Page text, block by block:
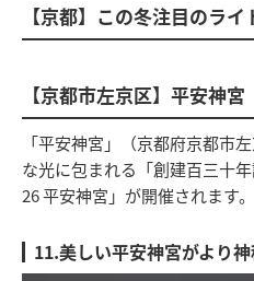
【京都】この冬注目のラ
【京都市左京区】平安神宮
「平安神宮」（京都府京都市
な光に包まれる「創建百三十
26 平安神宮」が開催されます。
11.美しい平安神宮がより神